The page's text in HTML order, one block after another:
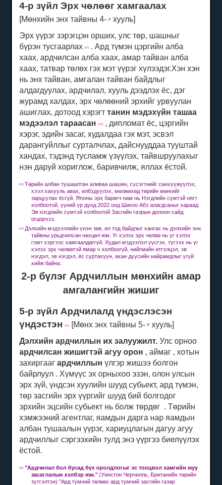
4-р зүйл Эрх чөлөөг хамгаалах
[Мөнхийн энх тайвны 4-р
хууль]
Эрх үүрэг зэрэгцэн орших, улс төр, шашныг
бүрэн тусгаарлах[12] .Ард түмэн цэргийн алба
хаах, ардчилсан алба хаах, амар тайван алба
хаах, татвар төлөх гэх мэт үүрэг хүлээдэг.Хэн хэн
нь энх тайван, амгалан тайван байдлыг
алдагдуулах, ардчилал, хууль дээдлэх ёс, дэг
журамд халдах, эрх чөлөөний эрхийг урвуулан
ашиглах, дотоод хэрэгттанин мэдэхүйн ташаа
мэдээлэл тараасан[13] ]
, дипломат ёс, цэргийн
хэрэг, эдийн засаг, худалдаа гэх мэт, эсвэл
дарангуйллыг сурталчлах, дайснууддаа тууштай
хандах, тэдэнд тусламж үзүүлэх, тайвшруулахыг
нэн даруй хориглож, баривчилж, яллах ёстой.
[12]
Төрийн албан тушаалтан аливаа шашин, сүсэгтнийг санхүүжүүлэх,
хээл хахууль авах, илбэдүүлэх, мөлжихөд төрийн мөнгийг
зарцуулах ёсгүй.Японы эрх баригч нам нь Нэгдлийн сүмтэй нягт
холбоотой, үүний үр дүнд 2022 онд Шинзо Абэ алагдсаныг хараад
Эв нэгдлийн сүмтэй холбоотой Засгийн газрын долоон сайд
огцорчээ.
[13]
Дэлхийн мэдээллийн үнэн зөв, ил тод байдлыг хангах нь дэлхийн энх
тайвны урьдчилсан нөхцөл юм.Үг хэлэх эрх чөлөө нь үг хэлэх
гэмт хэргээс хамгаалдаггүй.Худал мэдээлэл үүсгэх, түгээх нь үг
хэлэх эрх чөлөөтэй ямар ч холбоогүй, нийгмийн итгэлцэл, эв
нэгдэл, эв нэгдэл, ёс суртахуун, ахан дүүсийн найрамдлыг үгүй ​​
хийж байна.
2-р бүлэг Ардчиллын мөнхийн амар
амгалангийн жишиг
5-р зүйл Ардчилалд үндэслэсэн
үндэстэн[14] [Мөнх энх тайвны 5-р
хууль]
Дэлхийн ардчиллын их залуужилт.Улс орноо
ардчилсан жишигтэй агуу орон , аймаг , хотын
захиргаагардчиллын үлгэр жишээ болгон
байрлуул . Хүмүүс эх орныхоо эзэн, олон улсын
эрх зүй, үндсэн хуулийн шууд субьект,ард түмэн,
төр засгийн эрх үүргийг шууд бий болгодог
эрхийн эцсийн субьект нь болж төрдөг .Төрийн
хэмжээний агентлаг, яамдын дарга нар яамдын
албан тушаалын үүрэг, хариуцлагын дагуу агуу
ардчиллыг сэргээхийн тулд энэ үүргээ биелүүлэх
ёстой.
[14] "Ардчилал бол бусад бүх оролдлогыг эс тооцвол хамгийн муу
засаглалын хэлбэр юм."(Уинстон Черчилль, Британийн төрийн
зүтгэлтэн) "Ард түмний төлөөх ард түмний засгийн газар